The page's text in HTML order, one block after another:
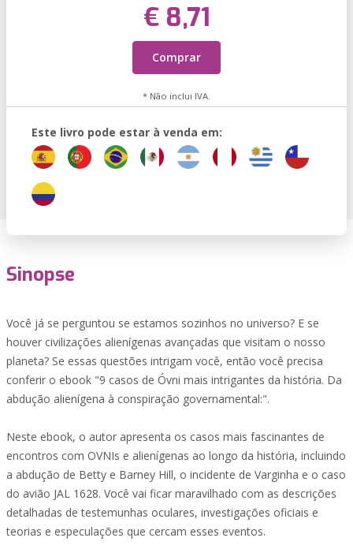
€ 8,71
Comprar
* Não inclui IVA.
Este livro pode estar à venda em:
Sinopse
Você já se perguntou se estamos sozinhos no universo? E se
houver civilizações alienígenas avançadas que visitam o nosso
planeta? Se essas questões intrigam você, então você precisa
conferir o ebook "9 casos de Óvni mais intrigantes da história. Da
abdução alienígena à conspiração governamental:".
Neste ebook, o autor apresenta os casos mais fascinantes de
encontros com OVNIs e alienígenas ao longo da história, incluindo
a abdução de Betty e Barney Hill, o incidente de Varginha e o caso
do avião JAL 1628. Você vai ficar maravilhado com as descrições
detalhadas de testemunhas oculares, investigações oficiais e
teorias e especulações que cercam esses eventos.